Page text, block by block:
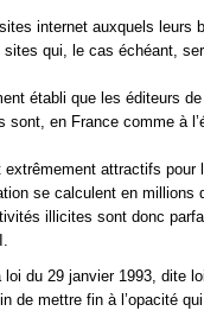
internet auxquels leurs
qui, le cas échéant,
établi que les éditeurs
sont, en France comme à
attractifs pour
se calculent en millions
illicites sont donc
loi du 29 janvier 1993, dite
de mettre fin à l’opacité